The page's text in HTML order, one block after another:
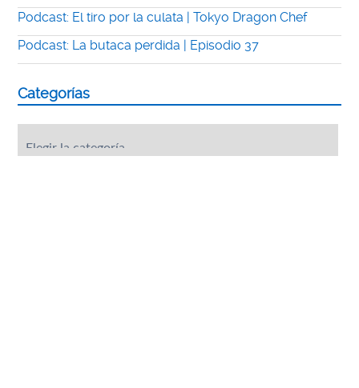
Podcast: El tiro por la culata | Tokyo Dragon Chef
Podcast: La butaca perdida | Episodio 37
Categorías